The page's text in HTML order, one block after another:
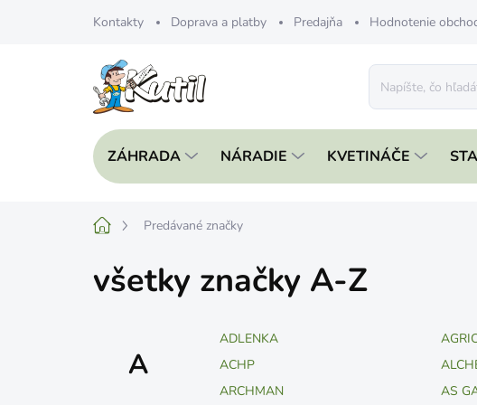
Kontakty Doprava a platby Predajňa Hodnotenie
ZÁHRADA NÁRADIE KVETINÁČE
DomovPredávané značky
všetky značky A-Z
A
ADLENKA
ACHP
ARCHMAN
AS